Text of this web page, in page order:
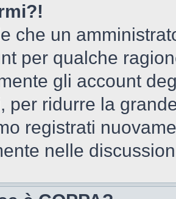
che un
per qualche
gli account
per ridurre la
registrati
nelle